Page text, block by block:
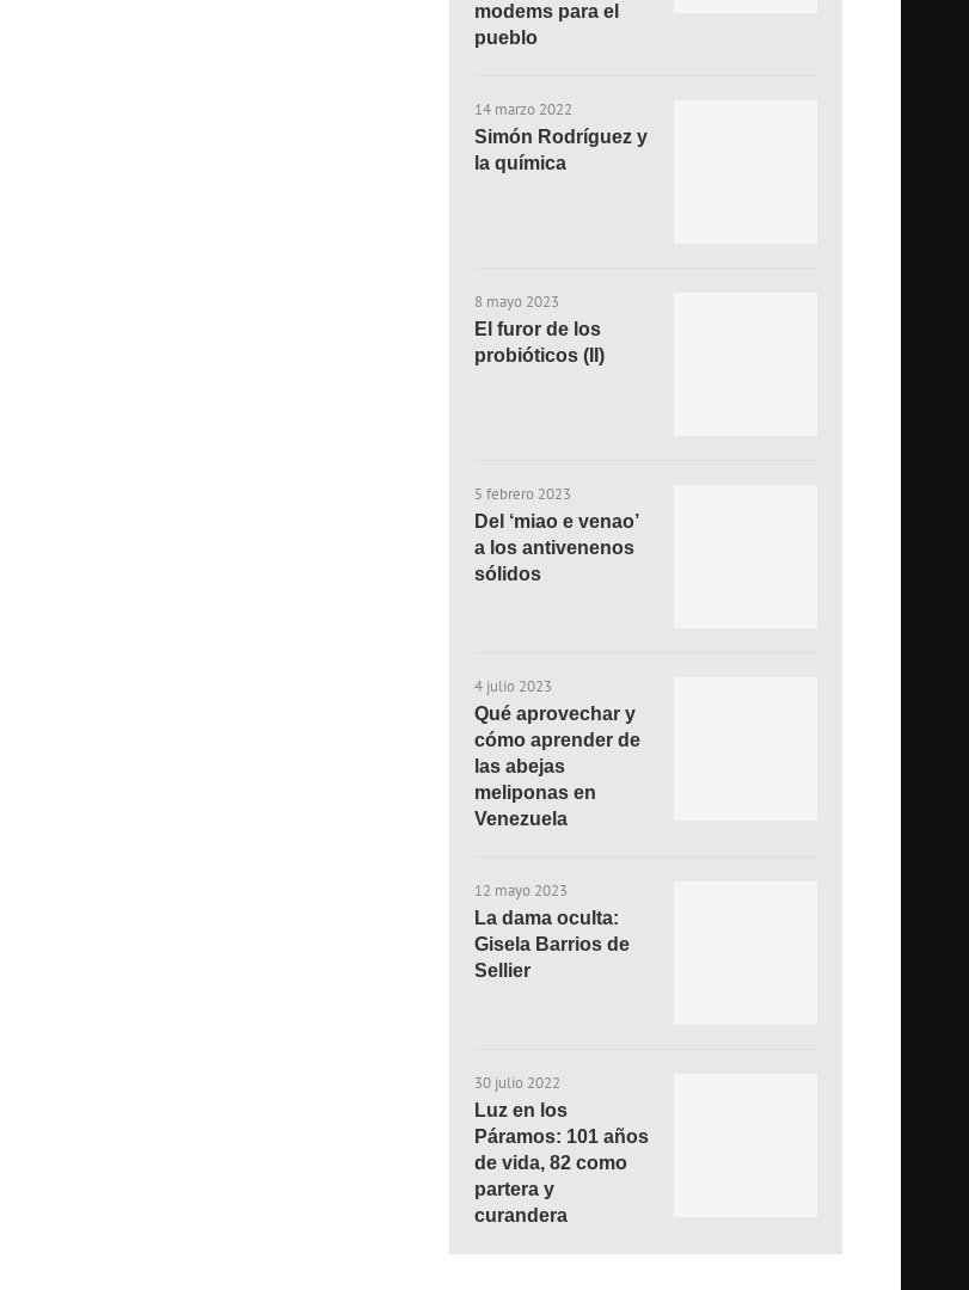
modems para el
pueblo
14 marzo 2022
Simón Rodríguez y
la química
8 mayo 2023
El furor de los
probióticos (II)
5 febrero 2023
Del ‘miao e venao’
a los antivenenos
sólidos
4 julio 2023
Qué aprovechar y
cómo aprender de
las abejas
meliponas en
Venezuela
12 mayo 2023
La dama oculta:
Gisela Barrios de
Sellier
30 julio 2022
Luz en los
Páramos: 101 años
de vida, 82 como
partera y
curandera